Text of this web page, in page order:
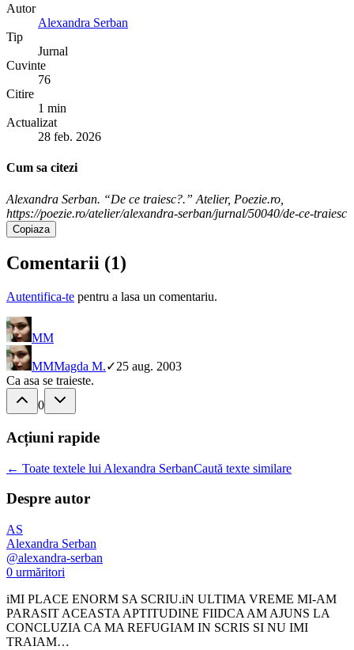
Autor
Alexandra Serban
Tip
Jurnal
Cuvinte
76
Citire
1 min
Actualizat
28 feb. 2026
Cum sa citezi
Alexandra Serban. “De ce traiesc?.” Atelier, Poezie.ro,
https://poezie.ro/atelier/alexandra-serban/jurnal/50040/de-ce-traiesc
Copiaza
Comentarii (1)
Autentifica-te pentru a lasa un comentariu.
MM
MMMagda M.✓25 aug. 2003
Ca asa se traieste.
0
Acțiuni rapide
← Toate textele lui Alexandra SerbanCaută texte similare
Despre autor
AS
Alexandra Serban
@alexandra-serban
0 urmăritori
iMI PLACE ENORM SA SCRIU.iN ULTIMA VREME MI-AM
PARASIT ACEASTA APTITUDINE FIIDCA AM AJUNS LA
CONCLUZIA CA MA REFUGIAM IN SCRIS SI NU IMI
TRAIAM…